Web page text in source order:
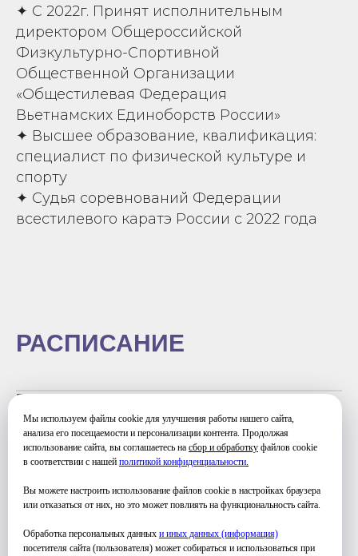
Мы используем файлы cookie для улучшения работы нашего сайта,
анализа его посещаемости и персонализации контента. Продолжая
использование сайта, вы соглашаетесь на сбор и обработку файлов cookie
в соответствии с нашей политикой конфиденциальности.
Вы можете настроить использование файлов cookie в настройках браузера
или отказаться от них, но это может повлиять на функциональность сайта.
Обработка персональных данных и иных данных (информация)
посетителя сайта (пользователя) может собираться и использоваться при
✦ С 2022г. Принят исполнительным
директором Общероссийской
Физкультурно-Спортивной
Общественной Организации
«Общестилевая Федерация
Вьетнамских Единоборств России»
✦ Высшее образование, квалификация:
специалист по физической культуре и
спорту
✦ Судья соревнований Федерации
всестилевого каратэ России с 2022 года
РАСПИСАНИЕ
ПОНЕДЕЛЬНИК
18:00-19:30 - Группа 1
19:30-21:00 - Группа 2
СРЕДА
18:00-19:30 - Группа 1
19:30-21:00 - Группа 2